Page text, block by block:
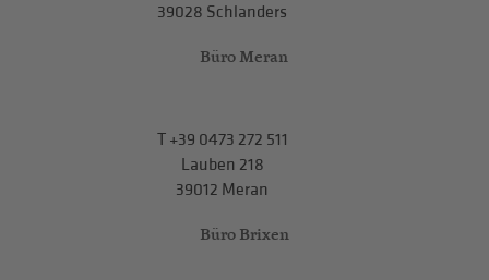
39028 Schlanders
Büro Meran
T+39 0473 272 511
Lauben 218
39012 Meran
Büro Brixen